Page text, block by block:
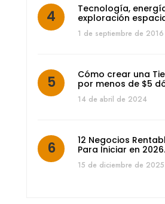
Tecnología,
exploración
1 de septiembre de 2016
Cómo crear una
por menos de $5
14 de abril de 2024
12 Negocios
Para Iniciar en
15 de diciembre de 2025